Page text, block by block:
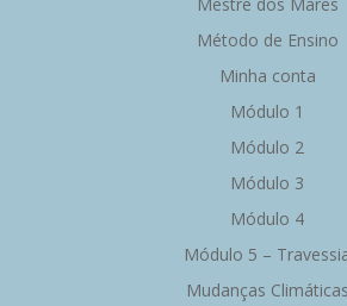
Método de Ensino
Minha conta
Módulo 1
Módulo 2
Módulo 3
Módulo 4
Módulo 5 –
Mudanças Climáticas